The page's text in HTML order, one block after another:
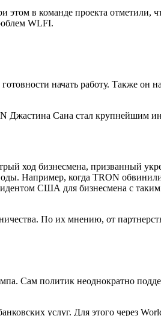
в команде проекта отметили,
WLFI.
начать работу. Также
Джастина Сана стал крупнейшим
ход бизнесмена, призванный
Например, когда TRON
США для бизнесмена с
По их мнению, от
Сам политик неоднократно
услуг. Для этого через